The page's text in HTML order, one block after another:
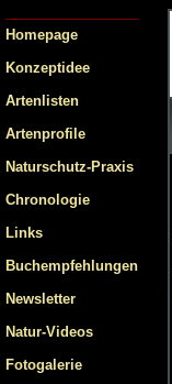
Homepage
Konzeptidee
Artenlisten
Artenprofile
Naturschutz-Praxis
Chronologie
Links
Buchempfehlungen
Newsletter
Natur-Videos
Fotogalerie